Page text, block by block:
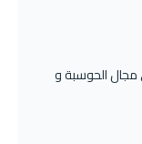
الحوسبة و